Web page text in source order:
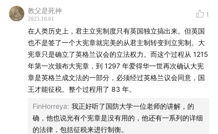
[ 欢迎在Patreon和爱发电支持翻转电台 ]
如果你过去有在Patreon支持其他项目的经验，优先推荐
使用Patreon，因为其有按月订阅的制度：
www.patreon.com
如果你从来没有在Patreon支持其他项目的经验，可以在
爱发电：
afdian.net
教父是死神
2023.10.01
1
在人类历史上，君主立宪制度只有英国独立搞出来。但英国
也不是签了一个大宪章就完美的从君主制转变到立宪制。大
宪章只是确立了英格兰议会的立法权力。而这个过程从 1215
年第一次颁布大宪章，到 1297 年爱得华一世再次确认大宪
章是英格兰成文法的一部分，必须经过英格兰议会同意，国
王才能征税。整个过程用了 83 年。
FinHorreya: 我正好听了国防大学一位老师的讲解，的
确，他也说光有个宪章是没有用的，他还有一系列的详细
的法律，包括征税来进行制衡。